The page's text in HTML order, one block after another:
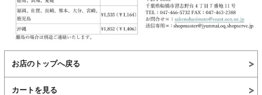
お店のトップへ戻る
カートを見る